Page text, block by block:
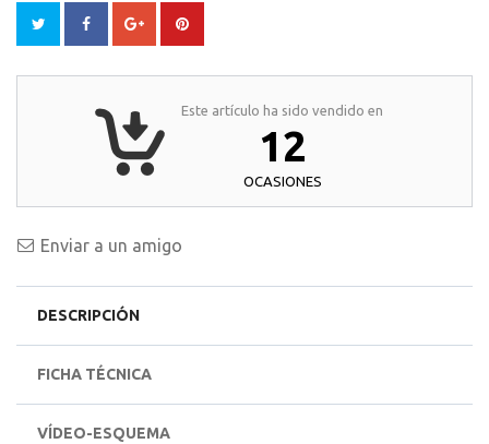
Este artículo ha sido vendido en
12
OCASIONES
Enviar a un amigo
DESCRIPCIÓN
FICHA TÉCNICA
VÍDEO-ESQUEMA